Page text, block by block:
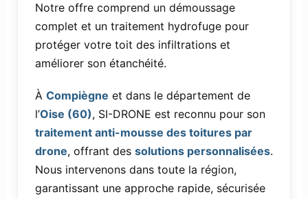
Notre offre comprend un démoussage
complet et un traitement hydrofuge pour
protéger votre toit des infiltrations et
améliorer son étanchéité.
À Compiègne et dans le département de
l’Oise (60), SI-DRONE est reconnu pour son
traitement anti-mousse des toitures par
drone, offrant des solutions personnalisées.
Nous intervenons dans toute la région,
garantissant une approche rapide, sécurisée